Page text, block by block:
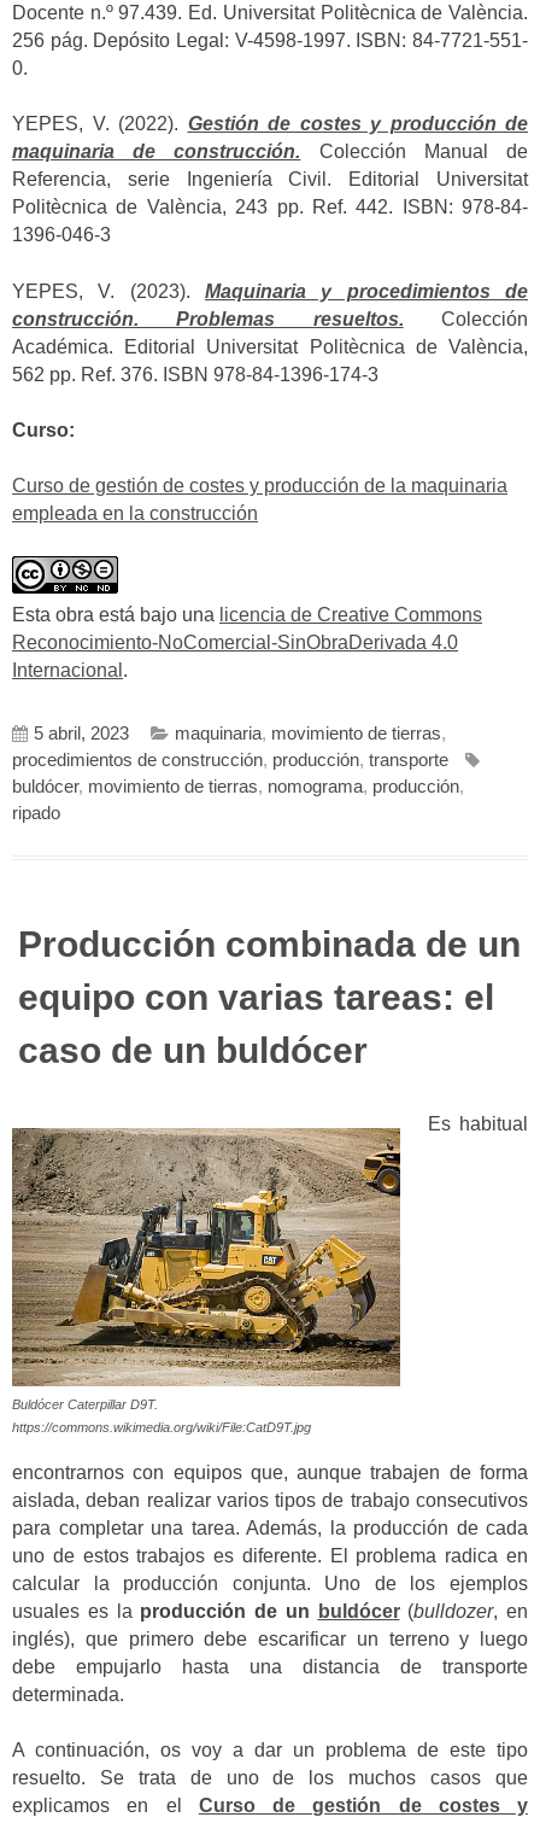
Docente n.º 97.439. Ed. Universitat Politècnica de València.
256 pág. Depósito Legal: V-4598-1997. ISBN: 84-7721-551-
0.
YEPES, V. (2022). Gestión de costes y producción de
maquinaria de construcción. Colección Manual de
Referencia, serie Ingeniería Civil. Editorial Universitat
Politècnica de València, 243 pp. Ref. 442. ISBN: 978-84-
1396-046-3
YEPES, V. (2023). Maquinaria y procedimientos de
construcción. Problemas resueltos. Colección
Académica. Editorial Universitat Politècnica de València,
562 pp. Ref. 376. ISBN 978-84-1396-174-3
Curso:
Curso de gestión de costes y producción de la maquinaria
empleada en la construcción
Esta obra está bajo una licencia de Creative Commons
Reconocimiento-NoComercial-SinObraDerivada 4.0
Internacional .
5 abril, 2023 maquinaria, movimiento de tierras,
procedimientos de construcción, producción, transporte
buldócer, movimiento de tierras, nomograma, producción,
ripado
Producción combinada de un
equipo con varias tareas: el
caso de un buldócer
Buldócer Caterpillar D9T.
https://commons.wikimedia.org/wiki/File:CatD9T.jpg
Es habitual
encontrarnos con equipos que, aunque trabajen de forma
aislada, deban realizar varios tipos de trabajo consecutivos
para completar una tarea. Además, la producción de cada
uno de estos trabajos es diferente. El problema radica en
calcular la producción conjunta. Uno de los ejemplos
usuales es la producción de un buldócer(bulldozer, en
inglés), que primero debe escarificar un terreno y luego
debe empujarlo hasta una distancia de transporte
determinada.
A continuación, os voy a dar un problema de este tipo
resuelto. Se trata de uno de los muchos casos que
explicamos en el Curso de gestión de costes y